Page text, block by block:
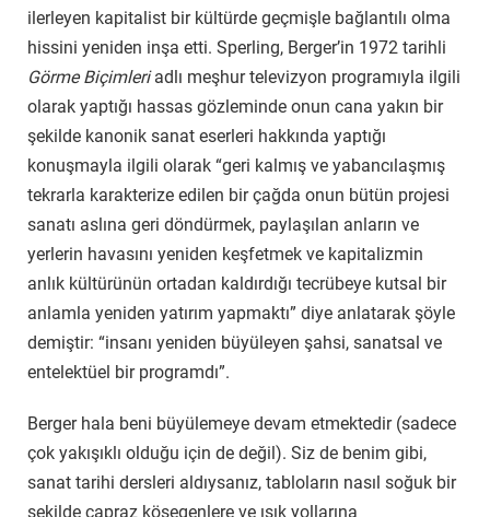
ilerleyen kapitalist bir kültürde geçmişle bağlantılı olma
hissini yeniden inşa etti. Sperling, Berger’in 1972 tarihli
Görme Biçimleriadlı meşhur televizyon programıyla ilgili
olarak yaptığı hassas gözleminde onun cana yakın bir
şekilde kanonik sanat eserleri hakkında yaptığı
konuşmayla ilgili olarak “geri kalmış ve yabancılaşmış
tekrarla karakterize edilen bir çağda onun bütün projesi
sanatı aslına geri döndürmek, paylaşılan anların ve
yerlerin havasını yeniden keşfetmek ve kapitalizmin
anlık kültürünün ortadan kaldırdığı tecrübeye kutsal bir
anlamla yeniden yatırım yapmaktı” diye anlatarak şöyle
demiştir: “insanı yeniden büyüleyen şahsi, sanatsal ve
entelektüel bir programdı”.
Berger hala beni büyülemeye devam etmektedir (sadece
çok yakışıklı olduğu için de değil). Siz de benim gibi,
sanat tarihi dersleri aldıysanız, tabloların nasıl soğuk bir
şekilde çapraz köşegenlere ve ışık yollarına